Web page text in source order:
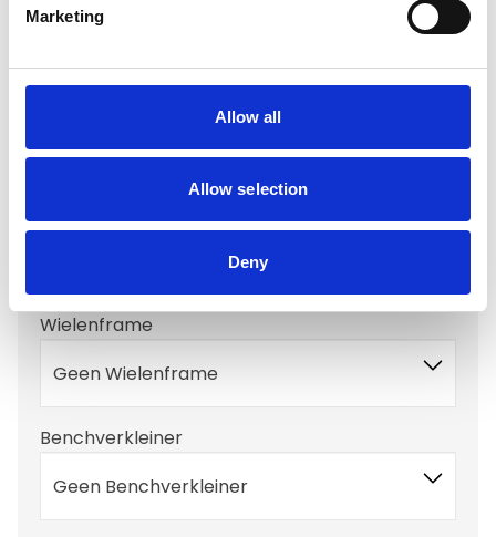
Marketing
Allow all
Allow selection
Deny
Geen Antislipmat
Geen Voerbak
Wielenframe
Geen Wielenframe
Benchverkleiner
Geen Benchverkleiner